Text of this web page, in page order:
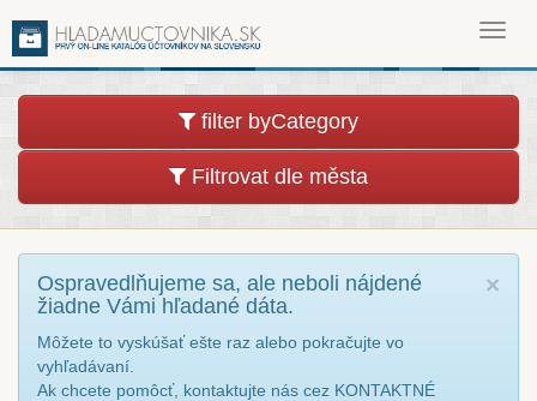
filter byCategory
Filtrovat dle města
×
Ospravedlňujeme sa, ale neboli nájdené
žiadne Vámi hľadané dáta.
Môžete to vyskúšať ešte raz alebo pokračujte vo
vyhľadávaní.
Ak chcete pomôcť, kontaktujte nás cez KONTAKTNÉ